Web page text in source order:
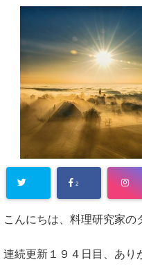
2
こんにちは、料理研究家の
連続更新１９４日目、あり